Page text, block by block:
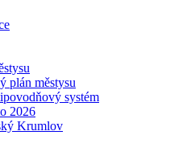
plán městysu
systém
2026
Krumlov